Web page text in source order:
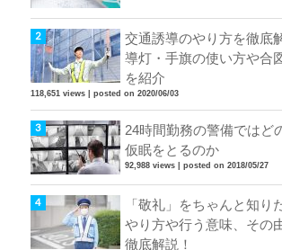
交通誘導のやり方を徹底
導灯・手旗の使い方や合
を紹介
118,651 views posted on 2020/06/03
24時間勤務の警備ではど
仮眠をとるのか
92,988 views posted on 2018/05/27
「敬礼」をちゃんと知り
やり方や行う意味、その
徹底解説！